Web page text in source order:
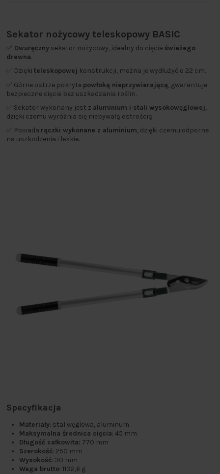
Sekator nożycowy teleskopowy BASIC
Dwuręczny sekator nożycowy, idealny do cięcia świeżego
drewna.
✅ Dzięki teleskopowej konstrukcji, można je wydłużyć o 22 cm.
✅ Górne ostrze pokryte powłoką nieprzywierającą, gwarantuje
bezpieczne cięcie bez uszkadzania roślin.
✅ Sekator wykonany jest z aluminium i stali wysokowęglowej,
dzięki czemu wyróżnia się niebywałą ostrością.
✅ Posiada rączki wykonane z aluminium, dzięki czemu odporne
na uszkodzenia i lekkie.
Specyfikacja
Materiały: stal węglowa, aluminum
Maksymalna średnica cięcia: 45 mm
Długość całkowita: 770 mm
Szerokość: 250 mm
Wysokość: 30 mm
Waga brutto: 1132,6 g